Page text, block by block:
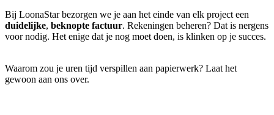
Bij LoonaStar bezorgen we je aan het einde van elk project een
duidelijke, beknopte factuur. Rekeningen beheren? Dat is nergens
voor nodig. Het enige dat je nog moet doen, is klinken op je succes.
Waarom zou je uren tijd verspillen aan papierwerk? Laat het
gewoon aan ons over.